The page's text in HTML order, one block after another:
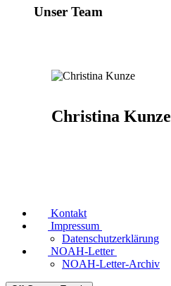
Unser Team
Christina Kunze
Kontakt
Impressum
Datenschutzerklärung
NOAH-Letter
NOAH-Letter-Archiv